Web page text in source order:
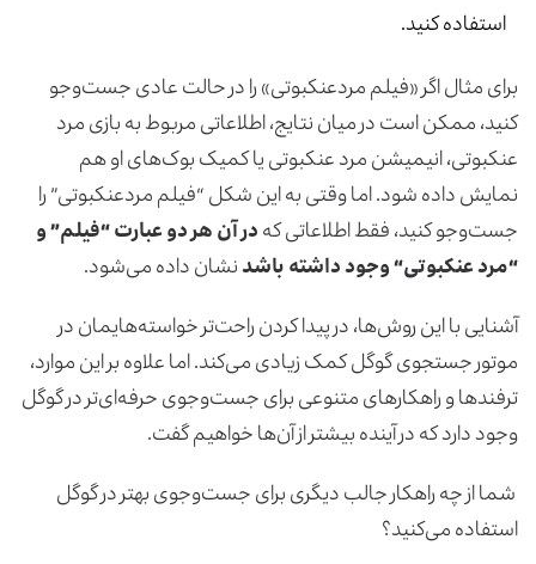
استفاده کنید.
برای مثال اگر «فیلم مردعنکبوتی» را در حالت عادی جست‌وجو
کنید، ممکن است در میان نتایج، اطلاعاتی مربوط به بازی مرد
عنکبوتی، انیمیشن مرد عنکبوتی یا کمیک بوک‌های او هم
نمایش داده شود. اما وقتی به این شکل “فیلم مردعنکبوتی” را
جست‌وجو کنید، فقط اطلاعاتی کهدر آن هر دو عبارت“فیلم”و
“مرد عنکبوتی“وجود داشته باشدنشان داده می‌شود.
آشنایی با این روش‌ها، در پیدا کردن راحت‌تر خواسته‌هایمان در
موتور جستجوی گوگل کمک زیادی ‌می‌کند. اما علاوه بر این موارد،
ترفندها و راهکارهای متنوعی برای جست‌وجوی حرفه‌ای‌تر در گوگل
وجود دارد که در آینده بیشتر از آن‌ها خواهیم گفت.
شما از چه راهکار جالب دیگری برای جست‌وجوی بهتر در گوگل
استفاده می‌کنید؟